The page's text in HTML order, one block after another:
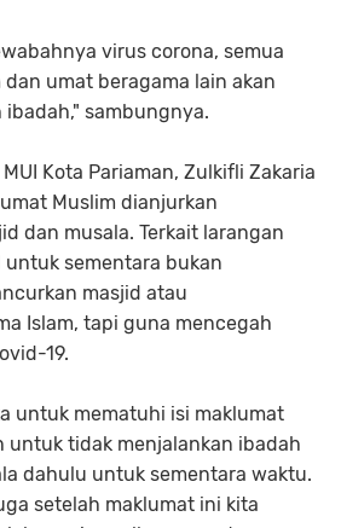
virus corona, semua
umat beragama lain akan
sambungnya.
Kota Pariaman, Zulkifli Zakaria
Muslim dianjurkan
dan musala. Terkait larangan
untuk sementara bukan
masjid atau
Islam, tapi guna mencegah
19.
untuk mematuhi isi maklumat
untuk tidak menjalankan ibadah
dahulu untuk sementara waktu.
setelah maklumat ini kita